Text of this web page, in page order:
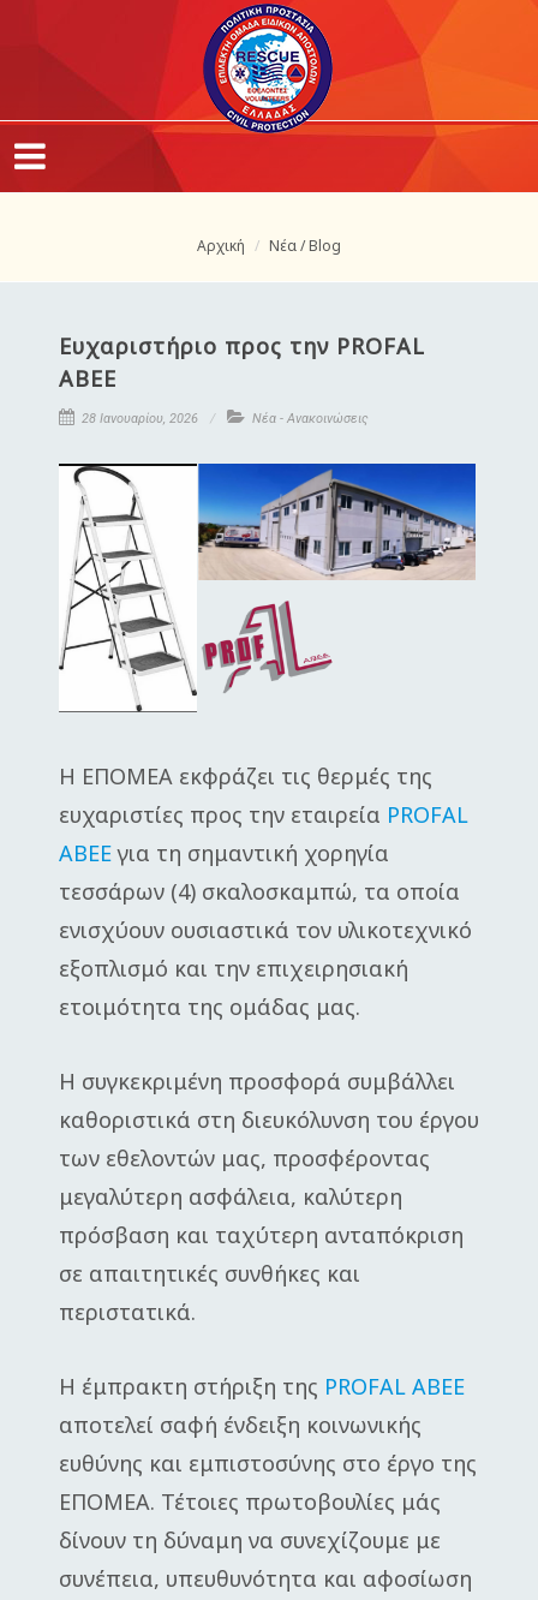
Αρχική Νέα / Blog
Ευχαριστήριο προς την PROFAL
ΑΒΕΕ
28 Ιανουαρίου, 2026 Νέα - Ανακοινώσεις
Η ΕΠΟΜΕΑ εκφράζει τις θερμές της
ευχαριστίες προς την εταιρεία PROFAL
ΑΒΕΕγια τη σημαντική χορηγία
τεσσάρων (4) σκαλοσκαμπώ, τα οποία
ενισχύουν ουσιαστικά τον υλικοτεχνικό
εξοπλισμό και την επιχειρησιακή
ετοιμότητα της ομάδας μας.
Η συγκεκριμένη προσφορά συμβάλλει
καθοριστικά στη διευκόλυνση του έργου
των εθελοντών μας, προσφέροντας
μεγαλύτερη ασφάλεια, καλύτερη
πρόσβαση και ταχύτερη ανταπόκριση
σε απαιτητικές συνθήκες και
περιστατικά.
Η έμπρακτη στήριξη της PROFAL ΑΒΕΕ
αποτελεί σαφή ένδειξη κοινωνικής
ευθύνης και εμπιστοσύνης στο έργο της
ΕΠΟΜΕΑ. Τέτοιες πρωτοβουλίες μάς
δίνουν τη δύναμη να συνεχίζουμε με
συνέπεια, υπευθυνότητα και αφοσίωση